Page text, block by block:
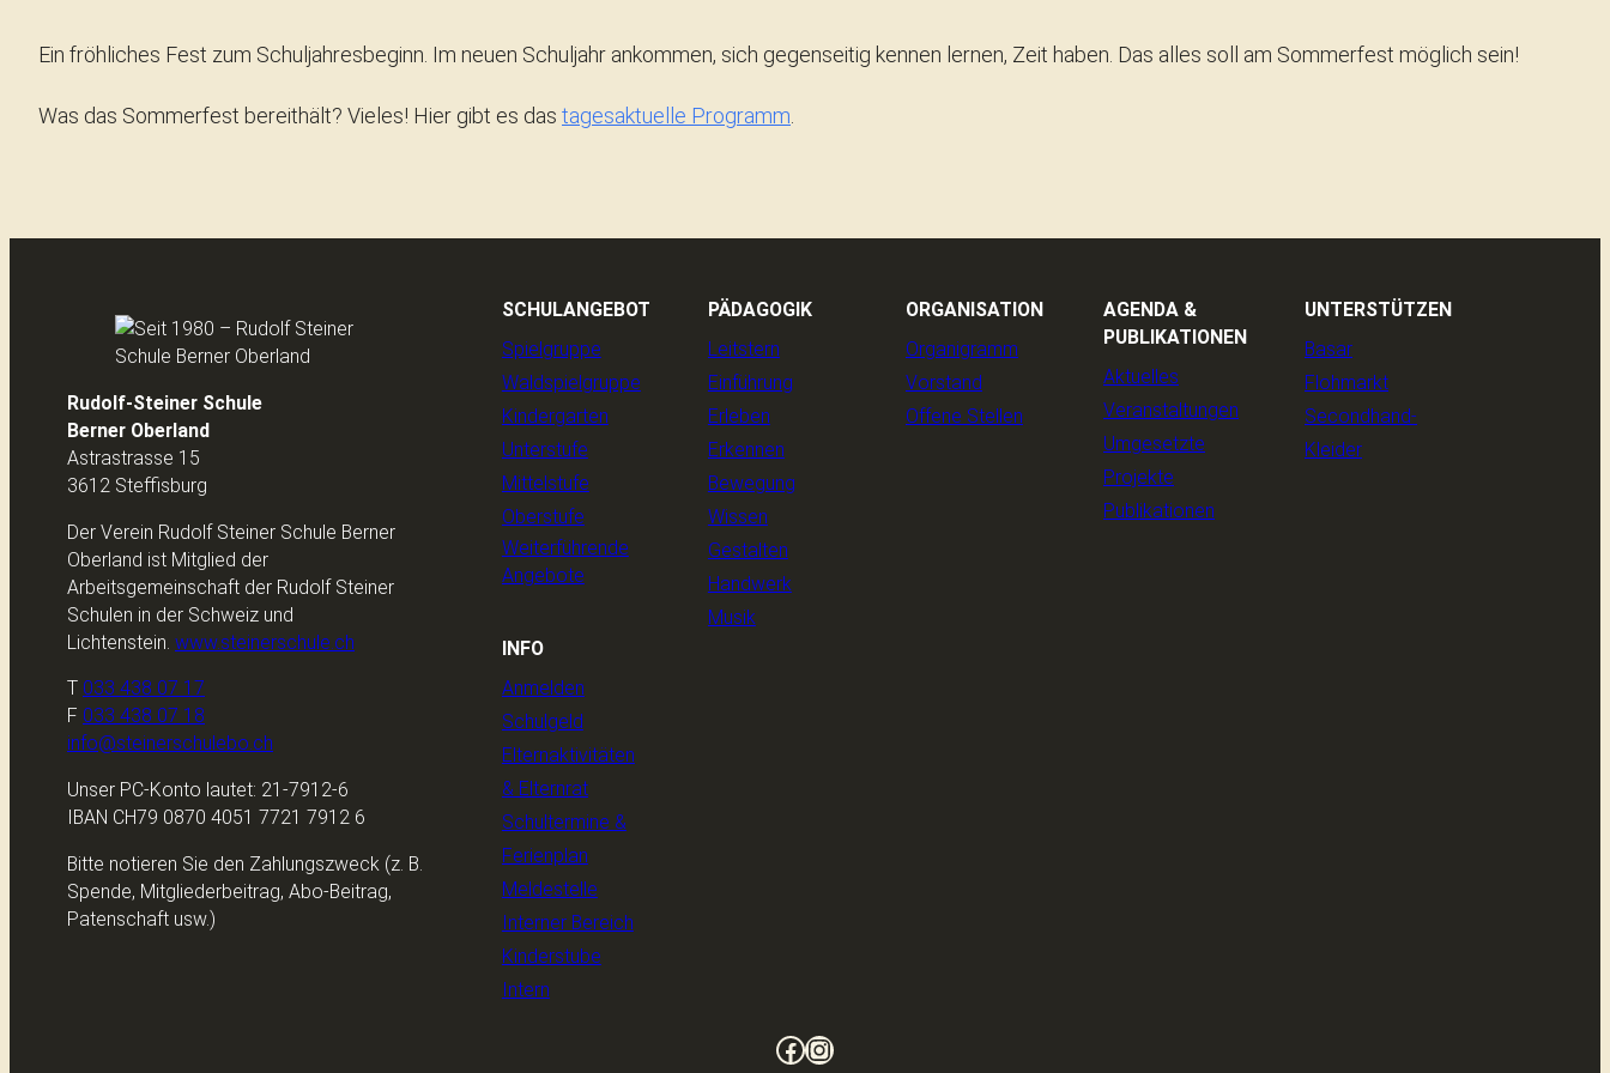
Ein fröhliches Fest zum Schuljahresbeginn. Im neuen Schuljahr ankommen, sich gegenseitig kennen lernen, Zeit haben. Das alles soll am Sommerfest möglich sein!
Was das Sommerfest bereithält? Vieles! Hier gibt es das tagesaktuelle Programm
Rudolf-Steiner Schule
Berner Oberland
Astrastrasse 15
3612 Steffisburg
Der Verein Rudolf Steiner Schule Berner
Oberland ist Mitglied der
Arbeitsgemeinschaft der Rudolf Steiner
Schulen in der Schweiz und
Lichtenstein. www.steinerschule.ch
T 033 438 07 17
F 033 438 07 18
info@steinerschulebo.ch
Unser PC-Konto lautet: 21-7912-6
IBAN CH79 0870 4051 7721 7912 6
Bitte notieren Sie den Zahlungszweck (z. B.
Spende, Mitgliederbeitrag, Abo-Beitrag,
Patenschaft usw.)
SCHULANGEBOT
Spielgruppe
Waldspielgruppe
Kindergarten
Unterstufe
Mittelstufe
Oberstufe
Weiterführende
Angebote
PÄDAGOGIK
Leitstern
Einführung
Erleben
Erkennen
Bewegung
Wissen
Gestalten
Handwerk
Musik
ORGANISATION
Organigramm
Vorstand
Offene Stellen
AGENDA &
PUBLIKATIONEN
Aktuelles
Veranstaltungen
Umgesetzte
Projekte
Publikationen
UNTERSTÜTZEN
Basar
Flohmarkt
Secondhand-
Kleider
INFO
Anmelden
Schulgeld
Elternaktivitäten
& Elternrat
Schultermine &
Ferienplan
Meldestelle
Interner Bereich
Kinderstube
Intern
Facebook
Instagram